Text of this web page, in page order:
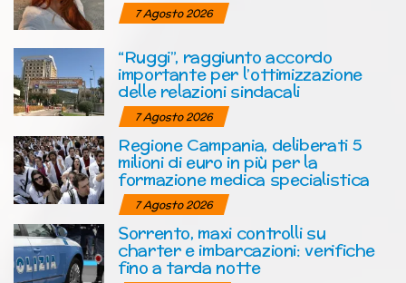
7 Agosto 2026
“Ruggi”, raggiunto accordo
importante per l’ottimizzazione
delle relazioni sindacali
7 Agosto 2026
Regione Campania, deliberati 5
milioni di euro in più per la
formazione medica specialistica
7 Agosto 2026
Sorrento, maxi controlli su
charter e imbarcazioni: verifiche
fino a tarda notte